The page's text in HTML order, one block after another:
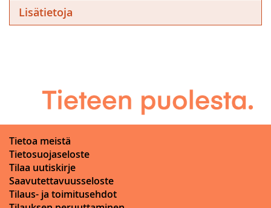
Lisätietoja
Tietoa meistä
Tietosuojaseloste
Tilaa uutiskirje
Saavutettavuusseloste
Tilaus- ja toimitusehdot